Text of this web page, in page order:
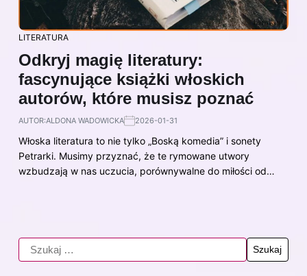
LITERATURA
Odkryj magię literatury:
fascynujące książki włoskich
autorów, które musisz poznać
AUTOR:ALDONA WADOWICKA 2026-01-31
Włoska literatura to nie tylko „Boską komedia” i sonety
Petrarki. Musimy przyznać, że te rymowane utwory
wzbudzają w nas uczucia, porównywalne do miłości od…